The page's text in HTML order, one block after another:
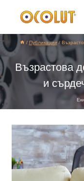
/ Публикации /
Възрастова
и